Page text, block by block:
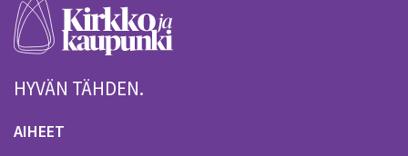
HYVÄN TÄHDEN.
AIHEET